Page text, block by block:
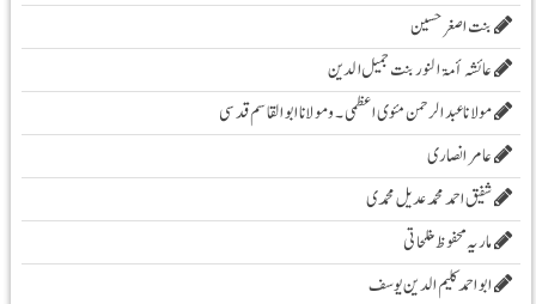
بنت اصغر حسین
عائشہ أمۃ النور بنت جمیل الدین
مولانا عبد الرحمن مئوی اعظمی ۔و مولانا ابوالقاسم قدسی
عامر انصاری
شفیق احمد محمد عدیل محمدی
ماریہ محفوظ مفلحاتی
ابو احمد کلیم الدین یوسف